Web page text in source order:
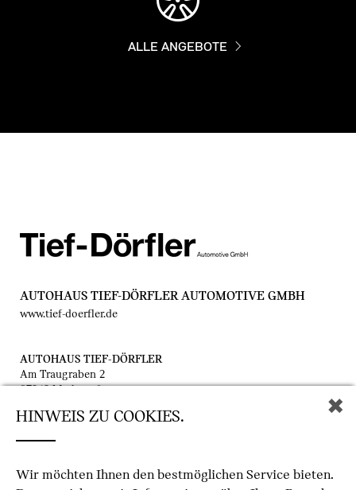
ALLE ANGEBOTE
AUTOHAUS TIEF-DÖRFLER AUTOMOTIVE GMBH
www.tief-doerfler.de
AUTOHAUS TIEF-DÖRFLER
Am Traugraben 2
97342 Marktsteft
info@tief-doerfler.de
HINWEIS ZU COOKIES.
Wir möchten Ihnen den bestmöglichen Service bieten.
✖